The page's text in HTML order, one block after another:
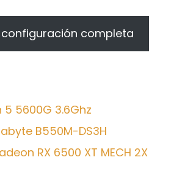
completa
5 5600G 3.6Ghz
B550M-DS3H
RX 6500 XT MECH 2X